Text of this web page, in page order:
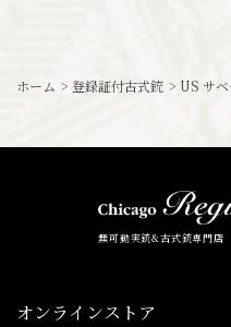
ホーム > 登録証付古式銃 > US サ
無可動実銃&古式銃専門
オンラインストア